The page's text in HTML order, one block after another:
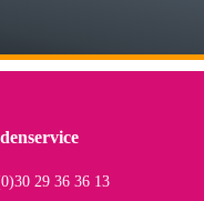
muss sich noch in
29 36 36 13